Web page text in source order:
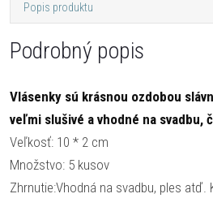
Popis produktu
Podrobný popis
Vlásenky sú krásnou ozdobou
veľmi slušivé a vhodné na svadbu,
Veľkosť: 10 * 2 cm
Množstvo: 5 kusov
Zhrnutie:Vhodná na svadbu, ples atď.